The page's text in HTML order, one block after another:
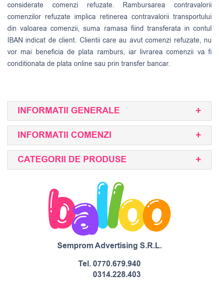
considerate comenzi refuzate. Rambursarea contravalorii
comenzilor refuzate implica retinerea contravalorii transportului
din valoarea comenzii, suma ramasa fiind transferata in contul
IBAN indicat de client. Clientii care au avut comenzi refuzate, nu
vor mai beneficia de plata ramburs, iar livrarea comenzii va fi
conditionata de plata online sau prin transfer bancar.
INFORMATII GENERALE
INFORMATII COMENZI
CATEGORII DE PRODUSE
Semprom Advertising S.R.L.
Tel.0770.679.940
0314.228.403